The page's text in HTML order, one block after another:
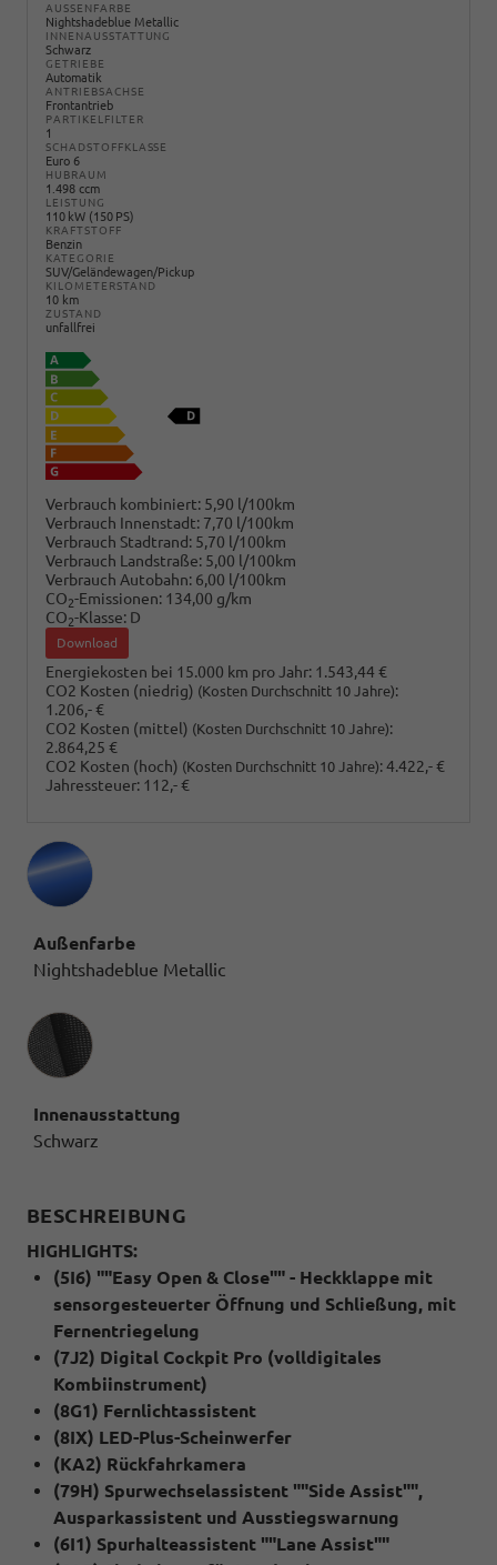
AUSSENFARBE
Nightshadeblue Metallic
INNENAUSSTATTUNG
Schwarz
GETRIEBE
Automatik
ANTRIEBSACHSE
Frontantrieb
PARTIKELFILTER
1
SCHADSTOFFKLASSE
Euro 6
HUBRAUM
1.498 ccm
LEISTUNG
110 kW (150 PS)
KRAFTSTOFF
Benzin
KATEGORIE
SUV/Geländewagen/Pickup
KILOMETERSTAND
10 km
ZUSTAND
unfallfrei
Verbrauch kombiniert: 5,90 l/100km
Verbrauch Innenstadt: 7,70 l/100km
Verbrauch Stadtrand: 5,70 l/100km
Verbrauch Landstraße: 5,00 l/100km
Verbrauch Autobahn: 6,00 l/100km
CO2-Emissionen: 134,00 g/km
CO2-Klasse: D
Download
Energiekosten bei 15.000 km pro Jahr: 1.543,44 €
CO2 Kosten (niedrig) (Kosten Durchschnitt 10 Jahre):
1.206,- €
CO2 Kosten (mittel) (Kosten Durchschnitt 10 Jahre):
2.864,25 €
CO2 Kosten (hoch) (Kosten Durchschnitt 10 Jahre):4.422,- €
Jahressteuer: 112,- €
Außenfarbe
Nightshadeblue Metallic
Innenausstattung
Innenausstattung
Schwarz
BESCHREIBUNG
HIGHLIGHTS:
(5I6) ""Easy Open & Close"" - Heckklappe mit
sensorgesteuerter Öffnung und Schließung, mit
Fernentriegelung
(7J2) Digital Cockpit Pro (volldigitales
Kombiinstrument)
(8G1) Fernlichtassistent
(8IX) LED-Plus-Scheinwerfer
(KA2) Rückfahrkamera
(79H) Spurwechselassistent ""Side Assist"",
Ausparkassistent und Ausstiegswarnung
(6I1) Spurhalteassistent ""Lane Assist""